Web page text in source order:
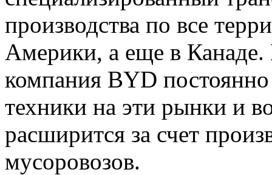
производства по все
Америки, а еще в Канаде.
компания BYD
техники на эти рынки и
расширится за счет
мусоровозов.